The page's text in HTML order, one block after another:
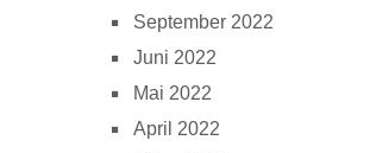
September 2022
Juni 2022
Mai 2022
April 2022